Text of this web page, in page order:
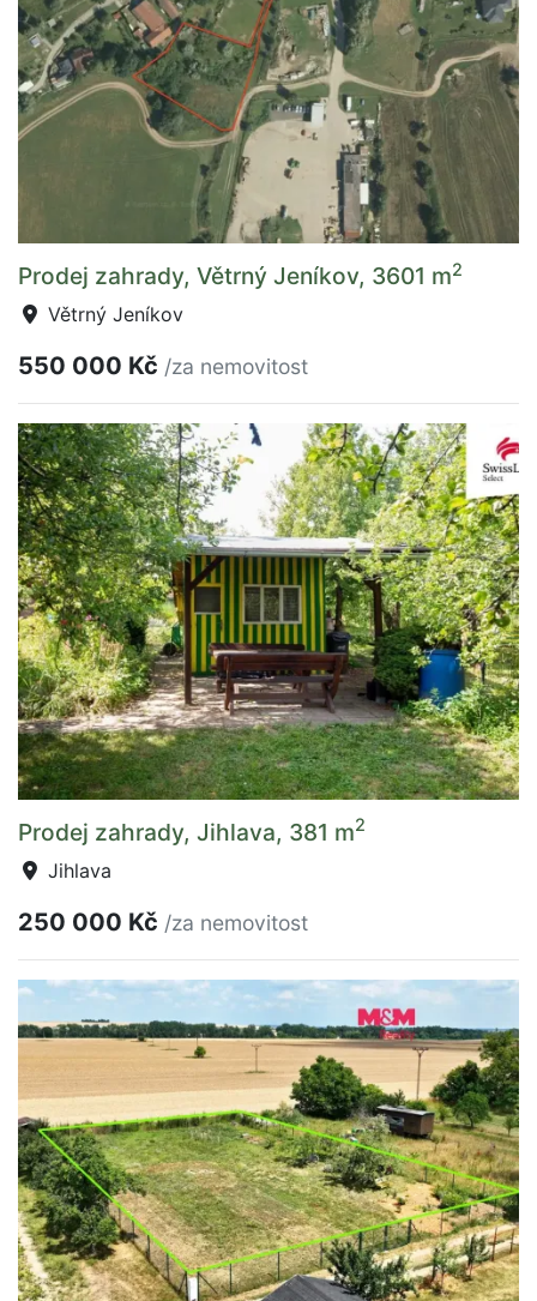
Prodej zahrady, Větrný Jeníkov, 3601 m2
Větrný Jeníkov
550 000 Kč /za nemovitost
Prodej zahrady, Jihlava, 381 m2
Jihlava
250 000 Kč /za nemovitost